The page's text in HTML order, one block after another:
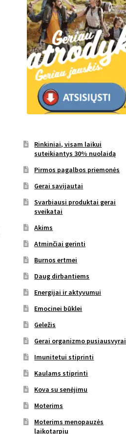
Rinkiniai, visam laikui
suteikiantys 30% nuolaidą
Pirmos pagalbos priemonės
Gerai savijautai
Svarbiausi produktai gerai
sveikatai
Akims
Atminčiai gerinti
Burnos ertmei
Daug dirbantiems
Energijai ir aktyvumui
Emocinei būklei
Geležis
Gerai organizmo pusiausvyrai
Imunitetui stiprinti
Kaulams stiprinti
Kova su senėjimu
Moterims
Moterims menopauzės
laikotarpiu